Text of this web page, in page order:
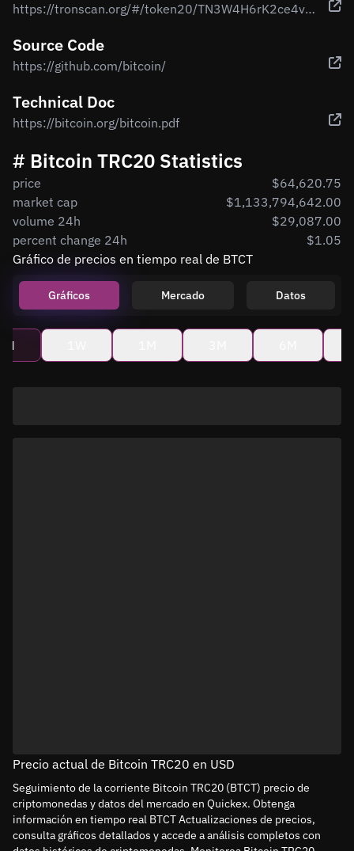
https://tronscan.org/#/token20/TN3W4H6rK2ce4vX9YnFQHwKENnHjoxb3m9
Source Code
https://github.com/bitcoin/
Technical Doc
https://bitcoin.org/bitcoin.pdf
# Bitcoin TRC20 Statistics
price
$64,620.75
market cap
$1,133,794,642.00
volume 24h
$29,087.00
percent change 24h
$1.05
Gráfico de precios en tiempo real de BTCT
Gráficos Mercado Datos
Precio actual de Bitcoin TRC20 en USD
Seguimiento de la corriente Bitcoin TRC20 (BTCT) precio de
criptomonedas y datos del mercado en Quickex. Obtenga
información en tiempo real BTCT Actualizaciones de precios,
consulta gráficos detallados y accede a análisis completos con